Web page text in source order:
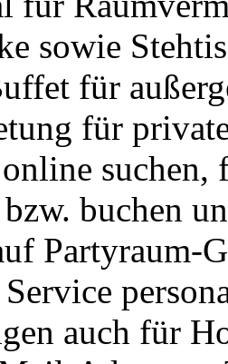
sowie
für
für
buchen
Partyraum-
auch für